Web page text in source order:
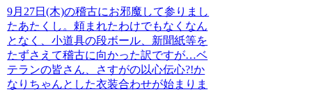
9月27日(木)の稽古にお邪魔して参りまし
たあたくし。頼まれたわけでもなくなん
となく、小道具の段ボール、新聞紙等を
たずさえて稽古に向かった訳ですが…ベ
テランの皆さん、さすがの以心伝心?!か
なりちゃんとした衣装合わせが始まりま